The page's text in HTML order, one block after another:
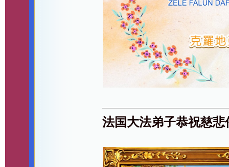
法国大法弟子恭祝慈